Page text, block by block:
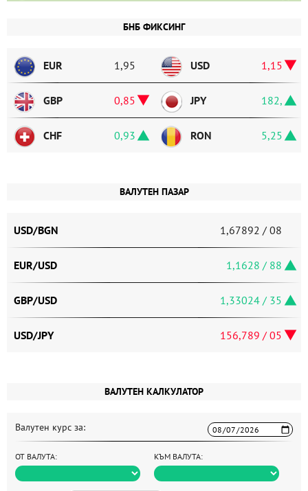
БНБ ФИКСИНГ
EUR 1,95583 USD 1,1542
GBP 0,85705 JPY 182,17
CHF 0,9346 RON 5,2543
ВАЛУТЕН ПАЗАР
USD/BGN 1,67892 / 08
EUR/USD 1,1628 / 88
GBP/USD 1,33024 / 35
USD/JPY 156,789 / 05
ВАЛУТЕН КАЛКУЛАТОР
Валутен курс за:
ОТ ВАЛУТА: КЪМ ВАЛУТА: